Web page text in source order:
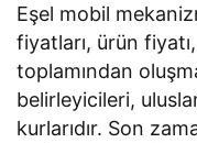
Eşel mobil
fiyatları, ürün
toplamından
belirleyicileri,
kurlarıdır. Son